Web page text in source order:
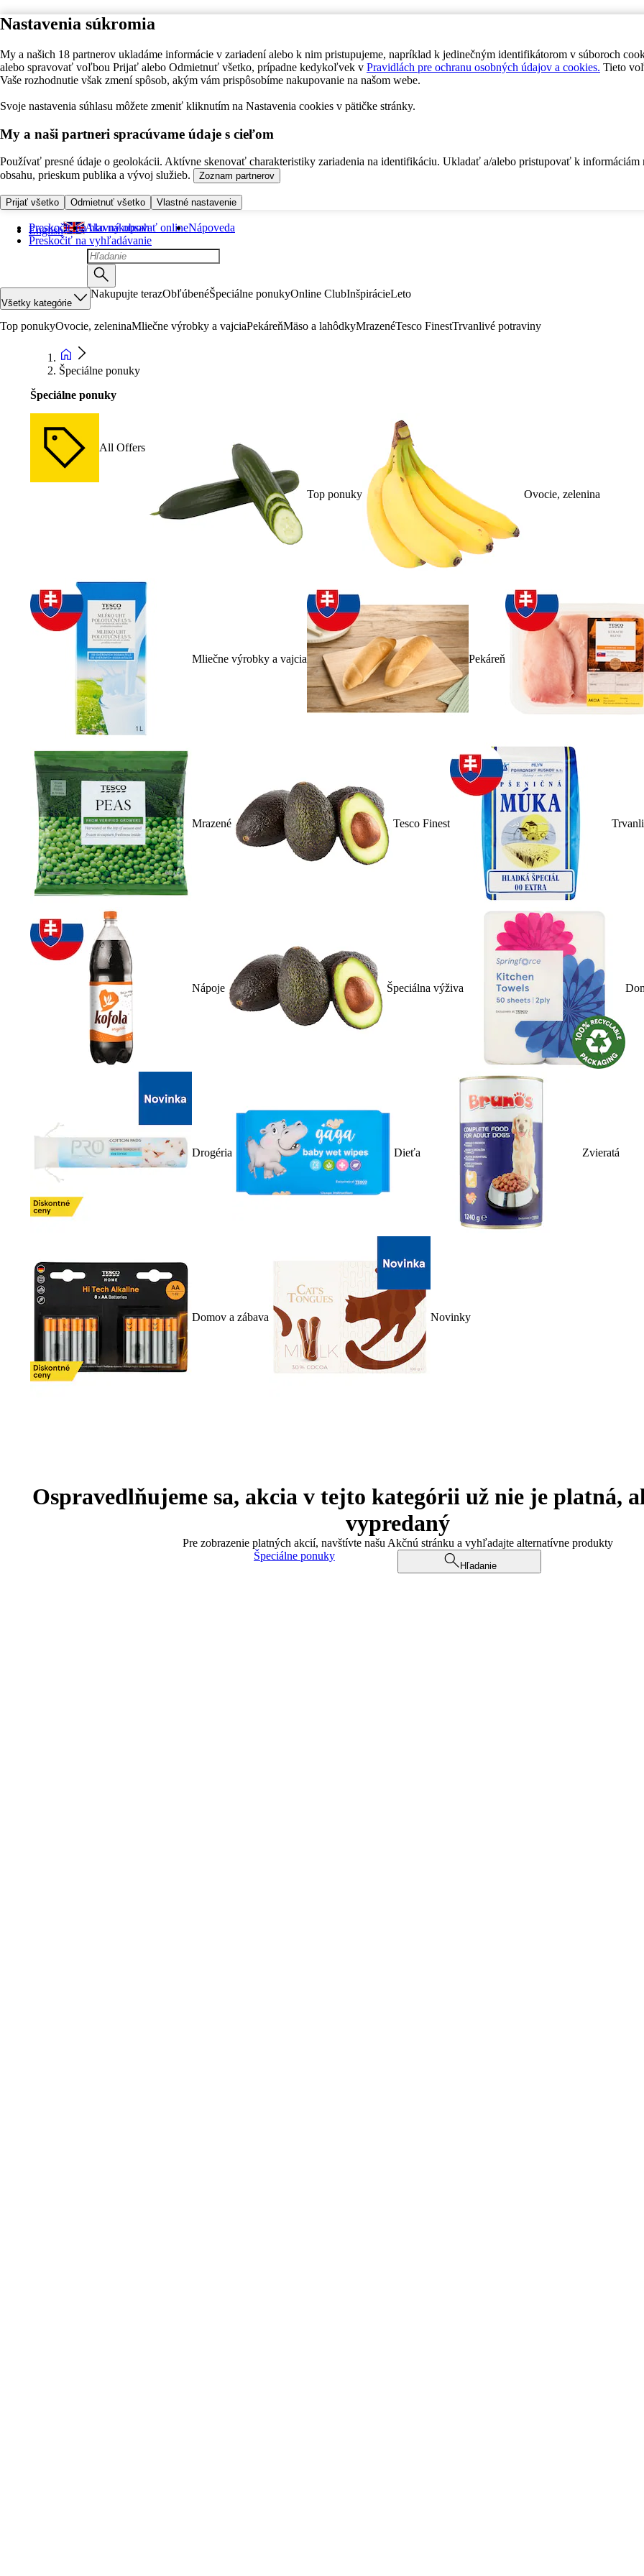
Nastavenia súkromia
My a našich 18 partnerov ukladáme informácie v zariadení alebo k nim pristupujeme, napríklad k jedinečným identifikátorom v súboroch
alebo spravovať voľbou Prijať alebo Odmietnuť všetko, prípadne kedykoľvek v Pravidlách pre ochranu osobných údajov a cookies. Tieto
Vaše rozhodnutie však zmení spôsob, akým vám prispôsobíme nakupovanie na našom webe.
Svoje nastavenia súhlasu môžete zmeniť kliknutím na Nastavenia cookies v pätičke stránky.
My a naši partneri spracúvame údaje s cieľom
Používať presné údaje o geolokácii. Aktívne skenovať charakteristiky zariadenia na identifikáciu. Ukladať a/alebo pristupovať k informáciám
obsahu, prieskum publika a vývoj služieb.
Zoznam partnerov
Prijať všetko Odmietnuť všetko Vlastné nastavenie
Preskočiť na hlavný obsah
Preskočiť na vyhľadávanie
English Ako nakupovať onlineNápoveda
Všetky kategórie
Nakupujte terazObľúbenéŠpeciálne ponukyOnline ClubInšpirácieLeto
Top ponukyOvocie, zeleninaMliečne výrobky a vajciaPekáreňMäso a lahôdkyMrazenéTesco FinestTrvanlivé potraviny
Špeciálne ponuky
Špeciálne ponuky
All Offers
Top ponuky Ovocie, zelenina
Mliečne výrobky a vajcia Pekáreň
Mrazené Tesco Finest
Nápoje Špeciálna výživa
Drogéria Dieťa Zvieratá
Domov a zábava Novinky
Ospravedlňujeme sa, akcia v tejto kategórii už nie je platná,
vypredaný
Pre zobrazenie platných akcií, navštívte našu Akčnú stránku a vyhľadajte alternatívne produkty
Špeciálne ponuky
Hľadanie